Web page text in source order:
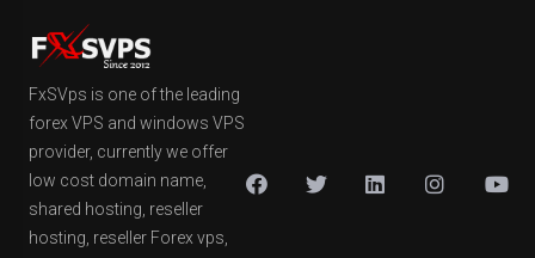
FxSVps is one of the leading
forex VPS and windows VPS
provider, currently we offer
low cost domain name,
shared hosting, reseller
hosting, reseller Forex vps,